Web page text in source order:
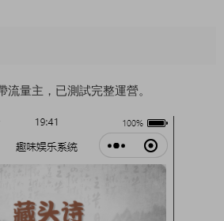
量主，已測試完整運營。